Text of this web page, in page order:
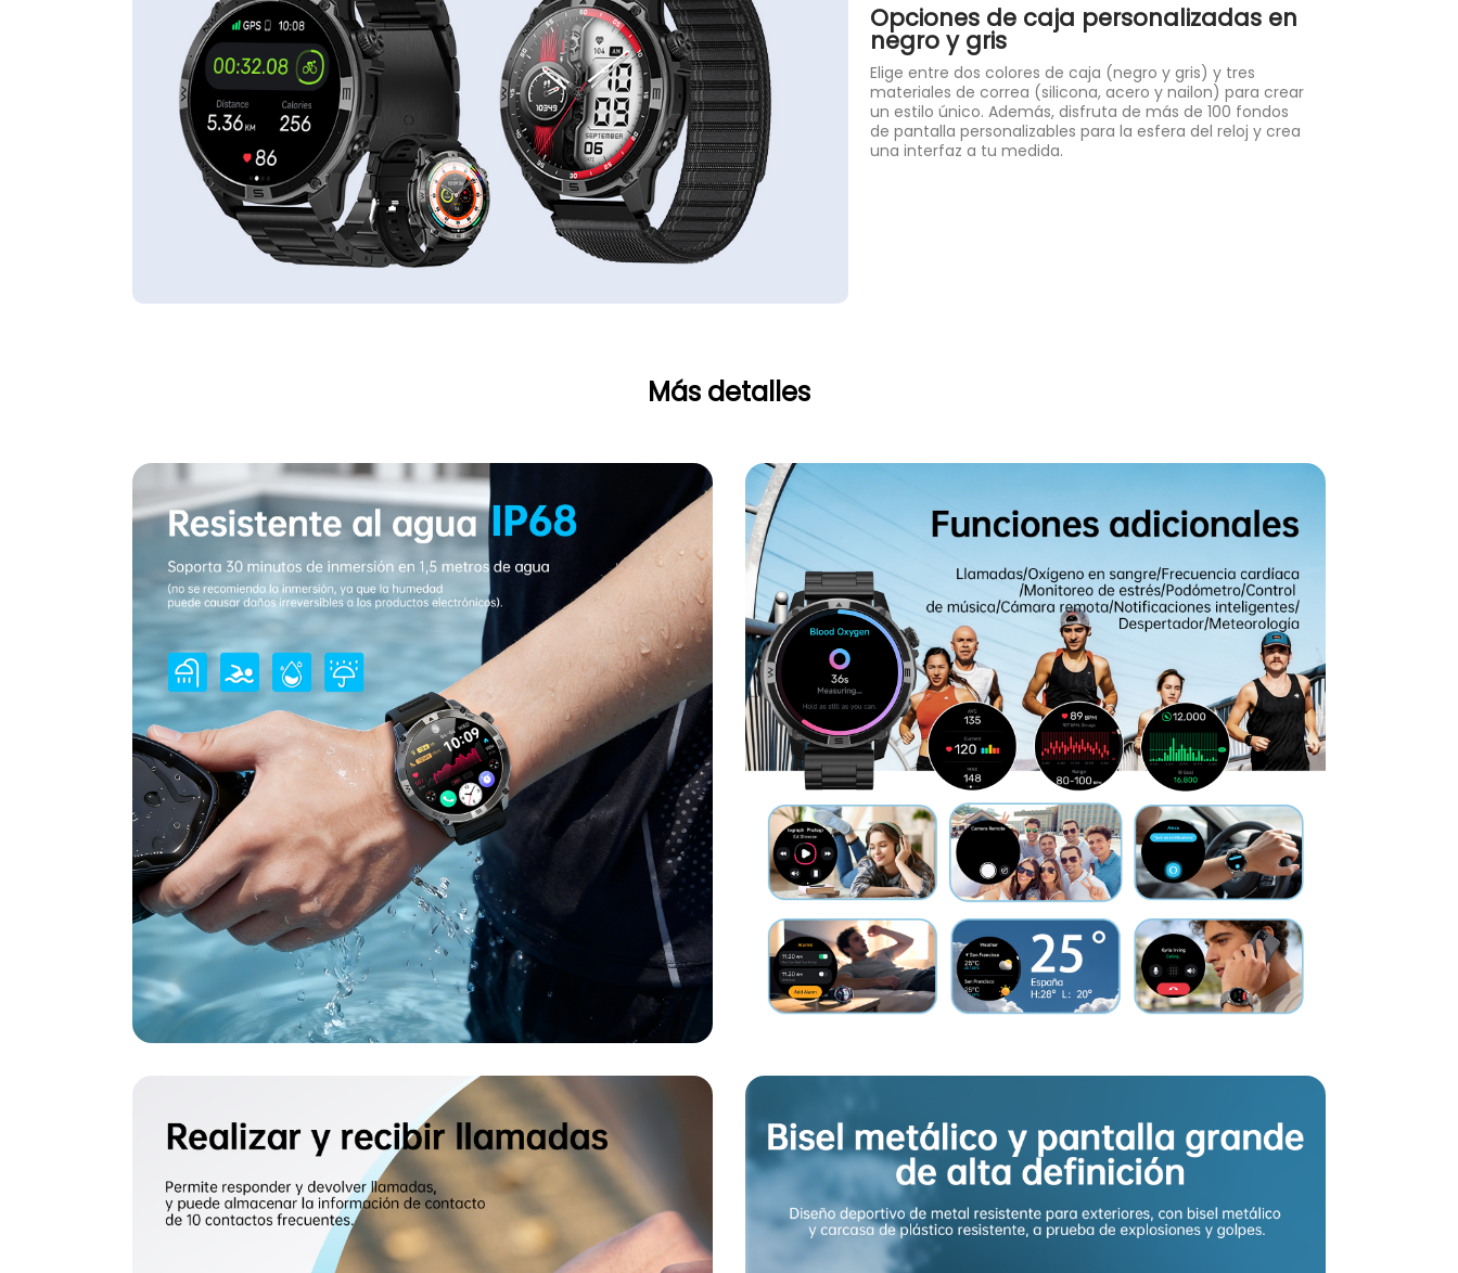
Opciones de caja personalizadas en
negro y gris
Elige entre dos colores de caja (negro y gris) y tres
materiales de correa (silicona, acero y nailon) para crear
un estilo único. Además, disfruta de más de 100 fondos
de pantalla personalizables para la esfera del reloj y crea
una interfaz a tu medida.
Más detalles